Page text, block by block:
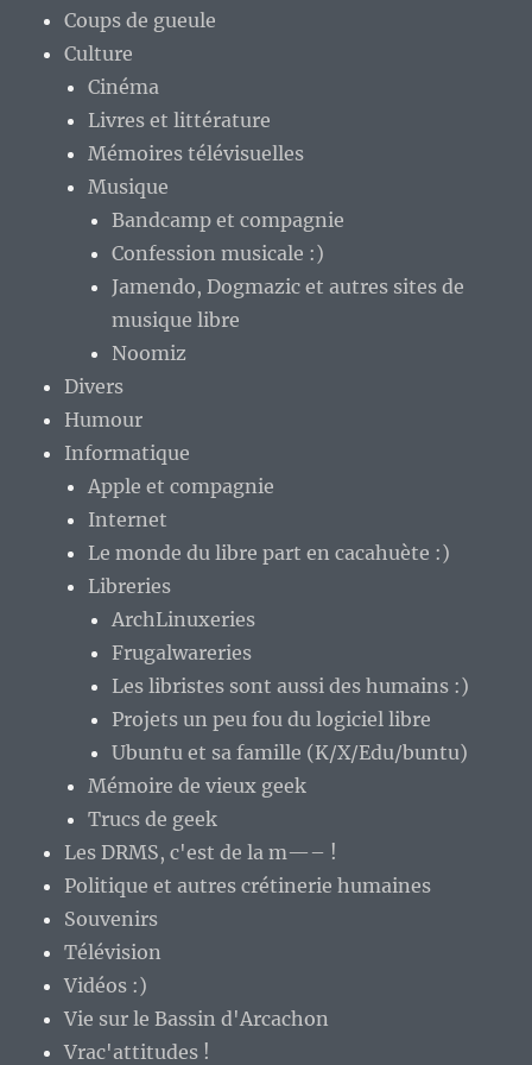
Coups de gueule
Culture
Cinéma
Livres et littérature
Mémoires télévisuelles
Musique
Bandcamp et compagnie
Confession musicale :)
Jamendo, Dogmazic et autres sites de
musique libre
Noomiz
Divers
Humour
Informatique
Apple et compagnie
Internet
Le monde du libre part en cacahuète :)
Libreries
ArchLinuxeries
Frugalwareries
Les libristes sont aussi des humains :)
Projets un peu fou du logiciel libre
Ubuntu et sa famille (K/X/Edu/buntu)
Mémoire de vieux geek
Trucs de geek
Les DRMS, c'est de la m—– !
Politique et autres crétinerie humaines
Souvenirs
Télévision
Vidéos :)
Vie sur le Bassin d'Arcachon
Vrac'attitudes !